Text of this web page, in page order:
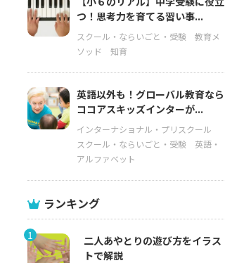
つ！思考力を育てる習い事...
スクール・ならいごと・受験
教育メ
ソッド
知育
英語以外も！グローバル教育なら
ココアスキッズインターが...
インターナショナル・プリスクール
スクール・ならいごと・受験
英語・
アルファベット
ランキング
1
二人あやとりの遊び方をイラス
トで解説